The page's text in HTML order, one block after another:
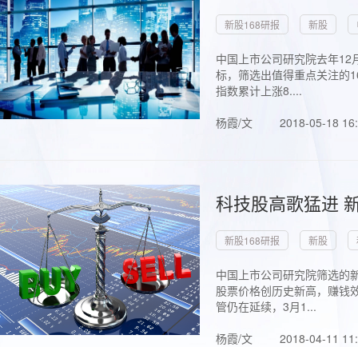
新股168研报 新股
中国上市公司研究院去年
标，筛选出值得重点关注的
指数累计上涨8....
杨霞/文
2018-05-18
科技股高歌猛进
新股168研报 新股
中国上市公司研究院筛选的
股票价格创历史新高，赚钱
管仍在延续，3月1...
杨霞/文
2018-04-11